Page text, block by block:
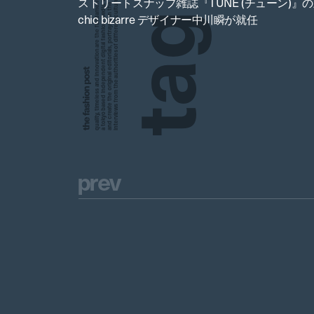
t
a
g
chic bizarre デザイナー中川瞬が就任
prev